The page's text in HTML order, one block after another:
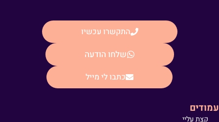
עמודים
קצת עליי
התקשרו עכשיו
שלחו הודעה
כתבו לי מייל